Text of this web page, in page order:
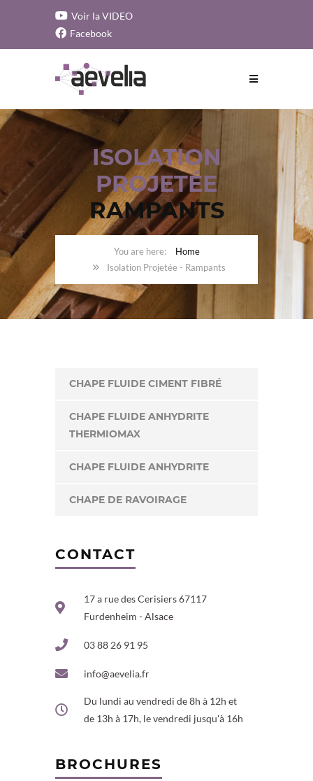
Voir la VIDEO
Facebook
ISOLATION
PROJETÉE
RAMPANTS
Home
Isolation Projetée - Rampants
CHAPE FLUIDE CIMENT FIBRÉ
CHAPE FLUIDE ANHYDRITE
THERMIOMAX
CHAPE FLUIDE ANHYDRITE
CHAPE DE RAVOIRAGE
CONTACT
17 a rue des Cerisiers 67117
Furdenheim - Alsace
03 88 26 91 95
info@aevelia.fr
Du lundi au vendredi de 8h à 12h et
de 13h à 17h, le vendredi jusqu'à 16h
BROCHURES